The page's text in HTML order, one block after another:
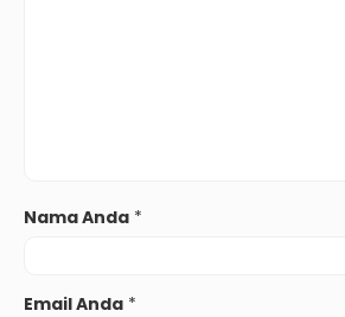
Nama Anda *
Email Anda *